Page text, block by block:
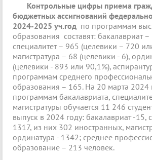
Контрольные цифры приема
бюджетных ассигнований
2024-2025 уч.год по программам
образования составят: бакалавриат
специалитет – 965 (целевики – 720
магистратура – 68 (целевики - 6),
(целевики - 893 или 90,1%),
программам среднего
образования – 165. На 20 марта 2024
программам бакалавриата,
магистратуры обучается 11 246
выпуск в 2024 году: бакалавриат -15,
1317, из них 302 иностранных,
ординатура - 1342; среднее
образование – 213